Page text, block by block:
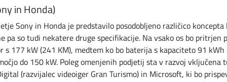
in Honda)
Sony in Honda je predstavilo posodobljeno različico
pa so tudi nekatere druge specifikacije. Na vsako os bo pritrjen
s 177 kW (241 KM), medtem ko bo baterija s kapaciteto 91 kWh
do 150 kW. Poleg omenjenih podjetij sta v razvoj vključena
(razvijalec videoiger Gran Turismo) in Microsoft, ki bo